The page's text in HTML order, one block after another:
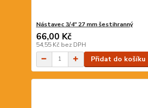
Nástavec 3/4" 27 mm šestihranný
66,00 Kč
54,55 Kč bez DPH
Přidat do košíku